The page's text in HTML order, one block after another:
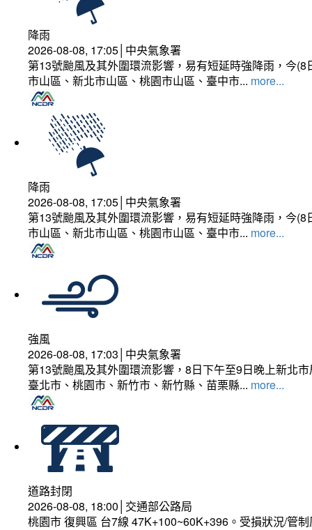
降雨
2026-08-08, 17:05│中央氣象署
第13號颱風及其外圍環流影響，易有短延時強降雨，今
市山區、新北市山區、桃園市山區、臺中市... more...
降雨
2026-08-08, 17:05│中央氣象署
第13號颱風及其外圍環流影響，易有短延時強降雨，今
市山區、新北市山區、桃園市山區、臺中市... more...
強風
2026-08-08, 17:03│中央氣象署
第13號颱風及其外圍環流影響，8日下午至9日晚上新北
臺北市、桃園市、新竹市、新竹縣、苗栗縣... more...
道路封閉
2026-08-08, 18:00│交通部公路局
桃園市 復興區 台7線 47K+100~60K+396。受損狀況/管